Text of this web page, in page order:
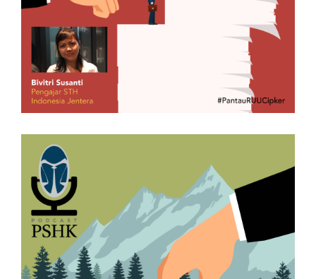
Kerja
29/07/2020 5:48 PM
Podcast PSHK Episode 3:
Penguasaan Negara dan